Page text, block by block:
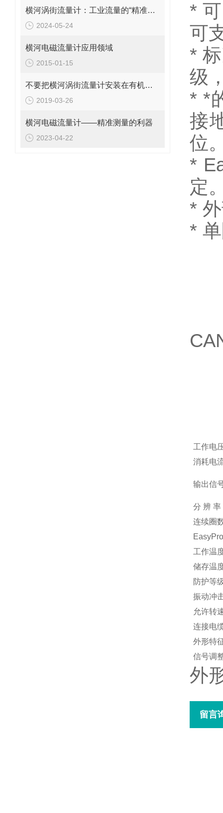
横河涡街流量计：工业流量的“精准测量师”
2024-05-24
横河电磁流量计应用领域
2015-01-15
不要把横河涡街流量计安装在有机械振动的地方
2019-03-26
横河电磁流量计——精准测量的利器
2023-04-22
*
可
*
级
**
接
位
*
定
*
*
工作电
消耗电
输出信
分 辨 率
连续圈
工作温
储存温
防护等
振动冲
允许转
连接电
外形特
信号调
外
留言